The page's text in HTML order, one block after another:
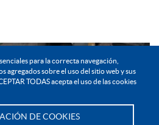
para la correcta navegación,
agregados sobre el uso del sitio web y sus
TODAS acepta el uso de las cookies
DE COOKIES